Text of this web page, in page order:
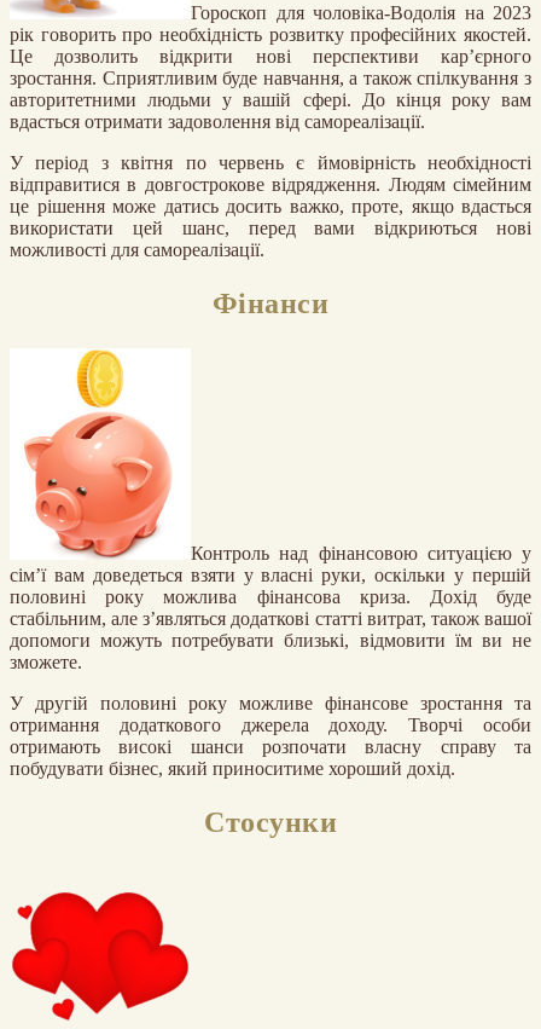
Гороскоп для чоловіка-Водолія на 2023
рік говорить про необхідність розвитку професійних якостей.
Це дозволить відкрити нові перспективи кар’єрного
зростання. Сприятливим буде навчання, а також спілкування з
авторитетними людьми у вашій сфері. До кінця року вам
вдасться отримати задоволення від самореалізації.
У період з квітня по червень є ймовірність необхідності
відправитися в довгострокове відрядження. Людям сімейним
це рішення може датись досить важко, проте, якщо вдасться
використати цей шанс, перед вами відкриються нові
можливості для самореалізації.
Фінанси
Контроль над фінансовою ситуацією у
сім’ї вам доведеться взяти у власні руки, оскільки у першій
половині року можлива фінансова криза. Дохід буде
стабільним, але з’являться додаткові статті витрат, також вашої
допомоги можуть потребувати близькі, відмовити їм ви не
зможете.
У другій половині року можливе фінансове зростання та
отримання додаткового джерела доходу. Творчі особи
отримають високі шанси розпочати власну справу та
побудувати бізнес, який приноситиме хороший дохід.
Стосунки